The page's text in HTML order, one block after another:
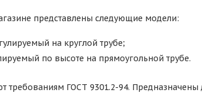
представлены следующие модели:
на круглой трубе;
по высоте на прямоугольной трубе.
требованиям ГОСТ 9301.2-94.